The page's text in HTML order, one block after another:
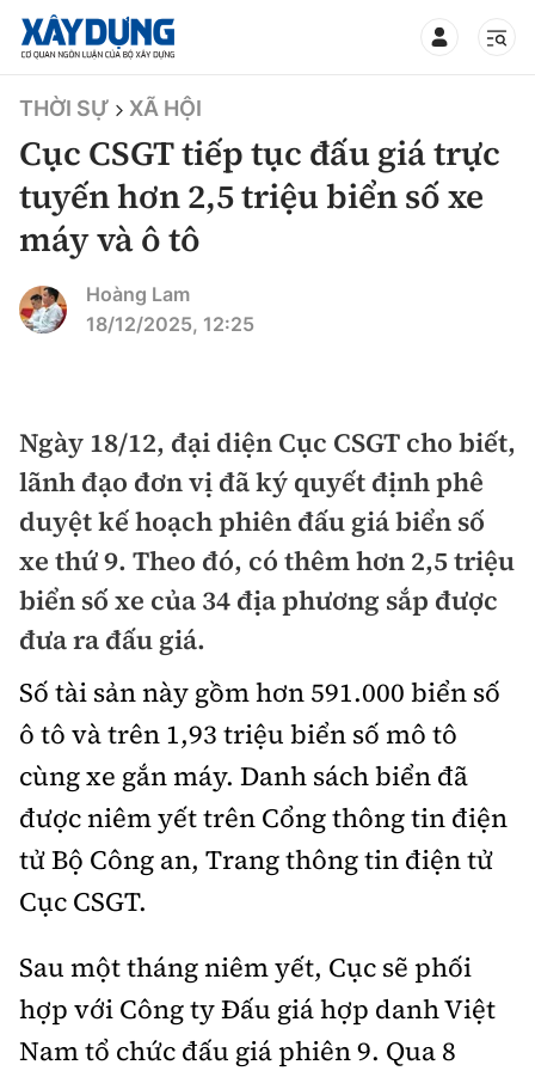
TIN BỘ XÂY DỰNG
CHUYÊN MỤC
Mới nhất
Chính trị
Xã hội
Chuyện dọc đường
Cải chính
Xây dựng
Chỉ đạo điều hành
Quy hoạch kiến trúc
Vật liệu xây dựng
Giám định chất lượng
Quản lý đô thị
Giao thông
Quản lý
Đường bộ
Hàng không
Đăng kiểm
Đường sắt tốc độ cao
Hàng hải
Đường sắt đô thị
Kinh tế
Thị trường
Tài chính
Chứng khoán
Bảo hiểm
Thanh tra
An ninh hình sự
Điều tra
Pháp đình
Hỏi - Đáp
An toàn giao thông
Giao thông 24h
ATGT địa phương
Văn hóa giao thông
Lái xe an toàn
Chung tay vì ATGT
Chất lượng sống
Giáo dục
Y tế
Đời sống
Lao động - Công đoàn
Văn hóa - Giải Trí
Điện ảnh
Bóng đá
Bình luận
Công nghệ
THỜI SỰ XÃ HỘI
Cục CSGT tiếp tục đấu giá trực
tuyến hơn 2,5 triệu biển số xe
máy và ô tô
Hoàng Lam
18/12/2025, 12:25
Ngày 18/12, đại diện Cục CSGT cho biết,
lãnh đạo đơn vị đã ký quyết định phê
duyệt kế hoạch phiên đấu giá biển số
xe thứ 9. Theo đó, có thêm hơn 2,5 triệu
biển số xe của 34 địa phương sắp được
đưa ra đấu giá.
Số tài sản này gồm hơn 591.000 biển số
ô tô và trên 1,93 triệu biển số mô tô
cùng xe gắn máy. Danh sách biển đã
được niêm yết trên Cổng thông tin điện
tử Bộ Công an, Trang thông tin điện tử
Cục CSGT.
Sau một tháng niêm yết, Cục sẽ phối
hợp với Công ty Đấu giá hợp danh Việt
Nam tổ chức đấu giá phiên 9. Qua 8